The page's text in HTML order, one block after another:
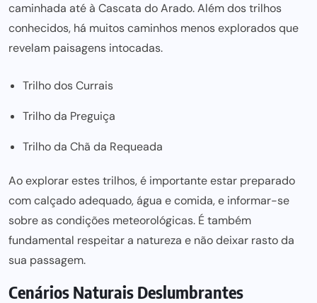
caminhada até à Cascata do Arado. Além dos trilhos
conhecidos, há muitos caminhos menos explorados que
revelam paisagens intocadas.
Trilho dos Currais
Trilho da Preguiça
Trilho da Chã da Requeada
Ao explorar estes trilhos, é importante estar preparado
com calçado adequado, água e comida, e informar-se
sobre as condições meteorológicas. É também
fundamental respeitar a natureza e não deixar rasto da
sua passagem.
Cenários Naturais Deslumbrantes